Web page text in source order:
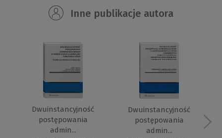
Inne publikacje autora
Dwuinstancyjność
postępowania
admin...
Dwuinstancyjność
postępowania
admin...